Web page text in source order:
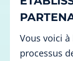
Vous voici à
processus